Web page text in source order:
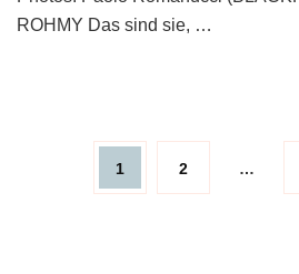
ROHMY Das sind sie, …
Beitragsnavigation
Page
1 Page
2 …